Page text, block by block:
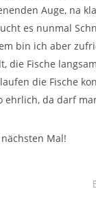
Auge, na
es nunmal
bin ich aber
die Fische
die Fische
ehrlich, da darf
Mal!